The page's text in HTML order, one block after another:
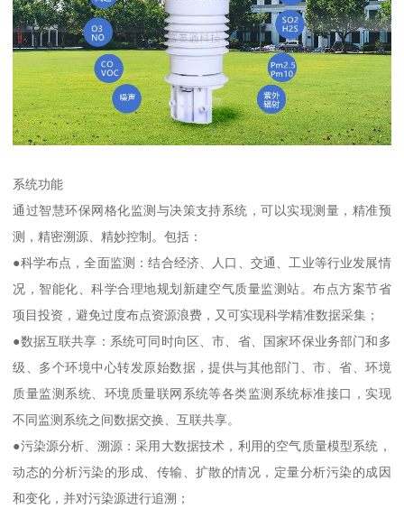
系统功能
通过智慧环保网格化监测与决策支持系统，可以实现测量，精准预
测，精密溯源、精妙控制。包括：
●科学布点，全面监测：结合经济、人口、交通、工业等行业发展情
况，智能化、科学合理地规划新建空气质量监测站。布点方案节省
项目投资，避免过度布点资源浪费，又可实现科学精准数据采集；
●数据互联共享：系统可同时向区、市、省、国家环保业务部门和多
级、多个环境中心转发原始数据，提供与其他部门、市、省、环境
质量监测系统、环境质量联网系统等各类监测系统标准接口，实现
不同监测系统之间数据交换、互联共享。
●污染源分析、溯源：采用大数据技术，利用的空气质量模型系统，
动态的分析污染的形成、传输、扩散的情况，定量分析污染的成因
和变化，并对污染源进行追溯；